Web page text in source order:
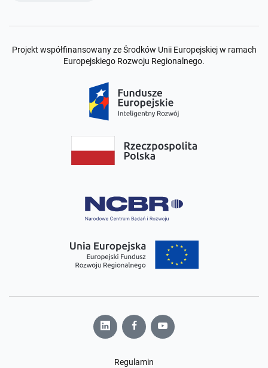
Projekt współfinansowany ze Środków Unii Europejskiej w ramach
Europejskiego Rozwoju Regionalnego.
Regulamin